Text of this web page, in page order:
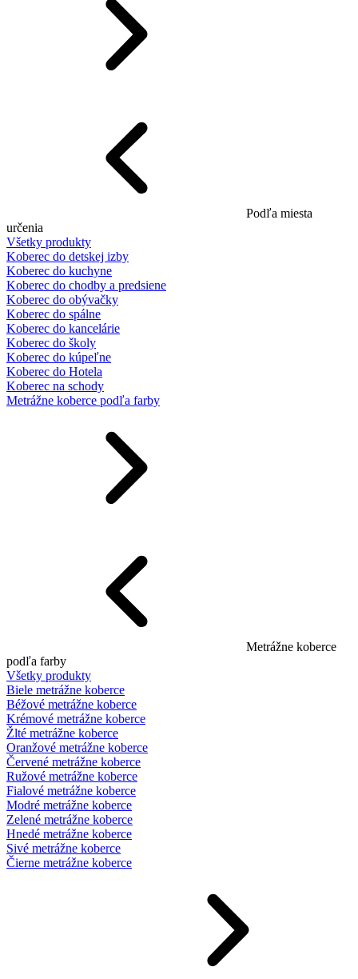
Podľa miesta
určenia
Všetky produkty
Koberec do detskej izby
Koberec do kuchyne
Koberec do chodby a predsiene
Koberec do obývačky
Koberec do spálne
Koberec do kancelárie
Koberec do školy
Koberec do kúpeľne
Koberec do Hotela
Koberec na schody
Metrážne koberce podľa farby
Metrážne koberce
podľa farby
Všetky produkty
Biele metrážne koberce
Béžové metrážne koberce
Krémové metrážne koberce
Žlté metrážne koberce
Oranžové metrážne koberce
Červené metrážne koberce
Ružové metrážne koberce
Fialové metrážne koberce
Modré metrážne koberce
Zelené metrážne koberce
Hnedé metrážne koberce
Sivé metrážne koberce
Čierne metrážne koberce